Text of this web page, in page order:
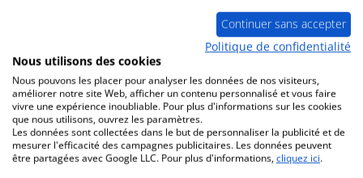
Continuer sans accepter
Politique de confidentialité
Nous utilisons des cookies
Nous pouvons les placer pour analyser les données de nos visiteurs,
améliorer notre site Web, afficher un contenu personnalisé et vous faire
vivre une expérience inoubliable. Pour plus d'informations sur les cookies
que nous utilisons, ouvrez les paramètres.
Les données sont collectées dans le but de personnaliser la publicité et de
mesurer l'efficacité des campagnes publicitaires. Les données peuvent
être partagées avec Google LLC. Pour plus d'informations, cliquez ici.